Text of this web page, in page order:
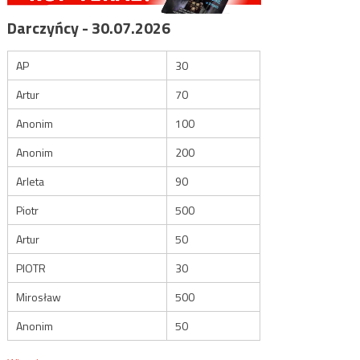
Darczyńcy - 30.07.2026
AP
30
Artur
70
Anonim
100
Anonim
200
Arleta
90
Piotr
500
Artur
50
PIOTR
30
Mirosław
500
Anonim
50